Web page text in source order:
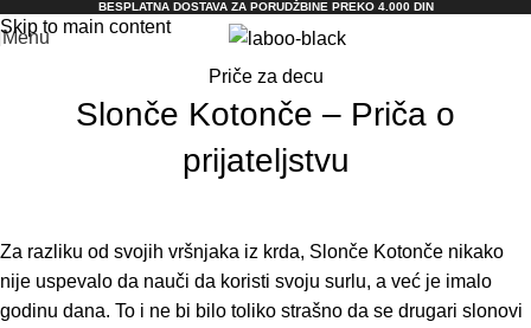
Skip to main content
BESPLATNA DOSTAVA ZA PORUDŽBINE PREKO 4.000 DIN
Menu
Priče za decu
Slonče Kotonče – Priča o
prijateljstvu
Za razliku od svojih vršnjaka iz krda, Slonče Kotonče nikako
nije uspevalo da nauči da koristi svoju surlu, a već je imalo
godinu dana. To i ne bi bilo toliko strašno da se drugari slonovi